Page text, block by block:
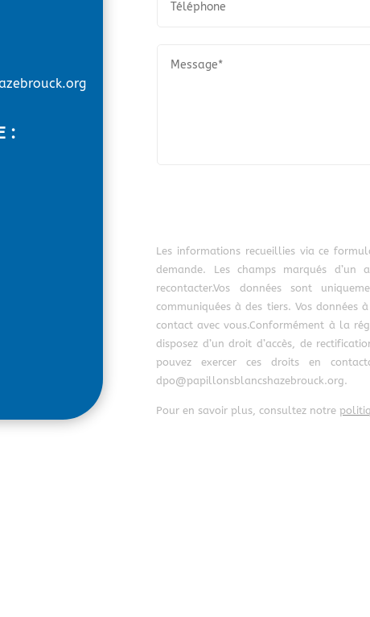
:
Les informations recueillies via ce
demande. Les champs marqués
recontacter.Vos données sont
communiquées à des tiers. Vos données
contact avec vous.Conformément à la
disposez d’un droit d’accès, de
pouvez exercer ces droits en
dpo@papillonsblancshazebrouck.org.
Pour en savoir plus, consultez notre